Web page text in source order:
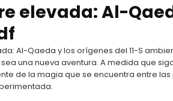
elevada: Al-
Al-Qaeda y los orígenes del 11-S
una nueva aventura. A medida que
de la magia que se encuentra entre